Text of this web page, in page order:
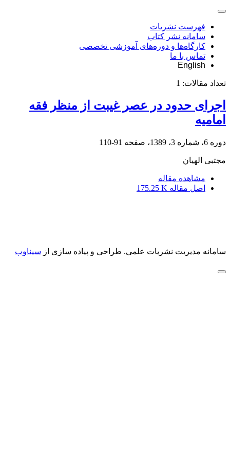
فهرست نشریات
سامانه نشر کتاب
کارگاه‌ها و دوره‌های آموزشی تخصصی
تماس با ما
English
تعداد مقالات: 1
اجرای حدود در عصر غیبت از منظر فقه
امامیه
دوره 6، شماره 3، 1389، صفحه 91-110
مجتبی الهیان
مشاهده مقاله
اصل مقاله 175.25 K
سامانه مدیریت نشریات علمی. طراحی و پیاده سازی از سیناوب